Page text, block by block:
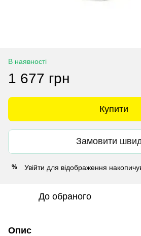
В наявності
1 677 грн
Купити
Замовити
% Увійти для відображення
До обраного
Опис